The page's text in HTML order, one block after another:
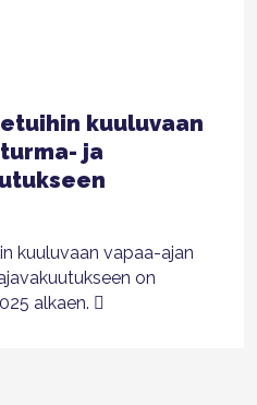
kuuluvaan
ja
kuuluvaan vapaa-ajan
on
alkaen.